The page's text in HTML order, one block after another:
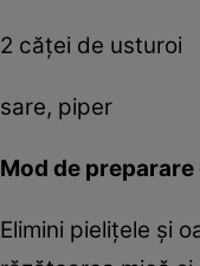
2 căței de usturoi
sare, piper
Mod de
Elimini pielițele și